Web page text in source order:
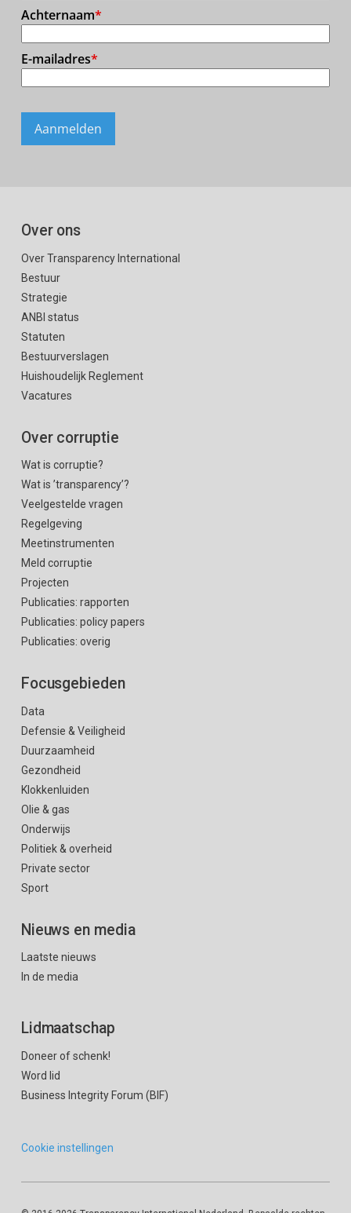
Over ons
Over Transparency International
Bestuur
Strategie
ANBI status
Statuten
Bestuurverslagen
Huishoudelijk Reglement
Vacatures
Over corruptie
Wat is corruptie?
Wat is ’transparency’?
Veelgestelde vragen
Regelgeving
Meetinstrumenten
Meld corruptie
Projecten
Publicaties: rapporten
Publicaties: policy papers
Publicaties: overig
Focusgebieden
Data
Defensie & Veiligheid
Duurzaamheid
Gezondheid
Klokkenluiden
Olie & gas
Onderwijs
Politiek & overheid
Private sector
Sport
Nieuws en media
Laatste nieuws
In de media
Lidmaatschap
Doneer of schenk!
Word lid
Business Integrity Forum (BIF)
Cookie instellingen